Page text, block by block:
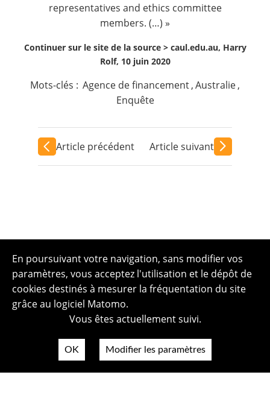
representatives and ethics committee
members. (…) »
Continuer sur le site de la source > caul.edu.au, Harry
Rolf, 10 juin 2020
Mots-clés : Agence de financement,Australie,
Enquête
Article précédent Article suivant
En poursuivant votre navigation, sans modifier vos
paramètres, vous acceptez l'utilisation et le dépôt de
cookies destinés à mesurer la fréquentation du site
grâce au logiciel Matomo.
Vous êtes actuellement suivi.
OK Modifier les paramètres